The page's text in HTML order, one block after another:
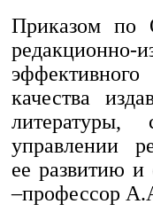
Приказом
редакционно-
качества
литературы,
управлении
ее развитию и
–профессор